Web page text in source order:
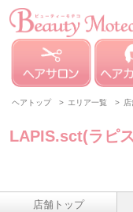
ヘアトップ > エリア一覧 >
LAPIS.sct(ラピ
店舗トップ